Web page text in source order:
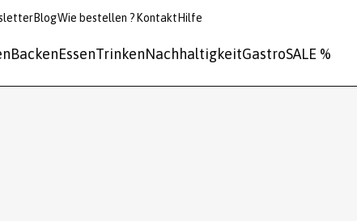
BlogWie bestellen ? Kontakt Hilfe
BackenEssenTrinkenNachhaltigkeitGastroSALE %